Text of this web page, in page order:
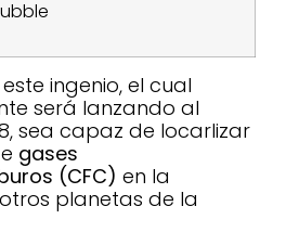
ingenio, el cual
será lanzando al
sea capaz de locarlizar
gases
(CFC) en la
planetas de la